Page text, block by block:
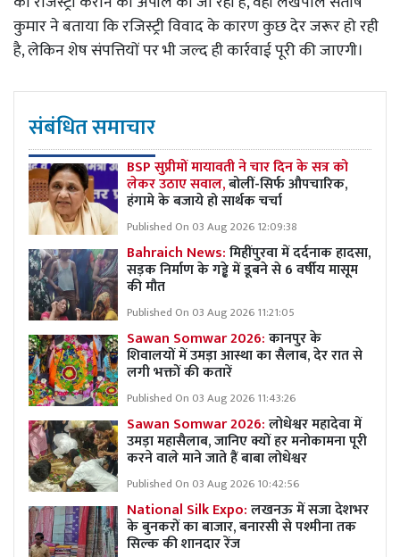
कुमार ने बताया कि रजिस्ट्री विवाद के कारण कुछ देर जरूर हो रही
है, लेकिन शेष संपत्तियों पर भी जल्द ही कार्रवाई पूरी की जाएगी।
संबंधित समाचार
BSP सुप्रीमों मायावती ने चार दिन के सत्र को
लेकर उठाए सवाल,बोलीं-सिर्फ औपचारिक,
हंगामे के बजाये हो सार्थक चर्चा
Published On 03 Aug 2026 12:09:38
Bahraich News:मिहींपुरवा में दर्दनाक हादसा,
सड़क निर्माण के गड्ढे में डूबने से 6 वर्षीय मासूम
की मौत
Published On 03 Aug 2026 11:21:05
Sawan Somwar 2026:कानपुर के
शिवालयों में उमड़ा आस्था का सैलाब, देर रात से
लगी भक्तों की कतारें
Published On 03 Aug 2026 11:43:26
Sawan Somwar 2026:लोधेश्वर महादेवा में
उमड़ा महासैलाब, जानिए क्यों हर मनोकामना पूरी
करने वाले माने जाते हैं बाबा लोधेश्वर
Published On 03 Aug 2026 10:42:56
National Silk Expo:लखनऊ में सजा देशभर
के बुनकरों का बाजार, बनारसी से पश्मीना तक
सिल्क की शानदार रेंज